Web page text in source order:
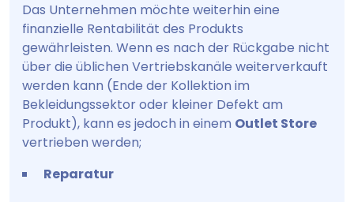
Das Unternehmen möchte weiterhin eine
finanzielle Rentabilität des Produkts
gewährleisten. Wenn es nach der Rückgabe nicht
über die üblichen Vertriebskanäle weiterverkauft
werden kann (Ende der Kollektion im
Bekleidungssektor oder kleiner Defekt am
Produkt), kann es jedoch in einem Outlet Store
vertrieben werden;
Reparatur